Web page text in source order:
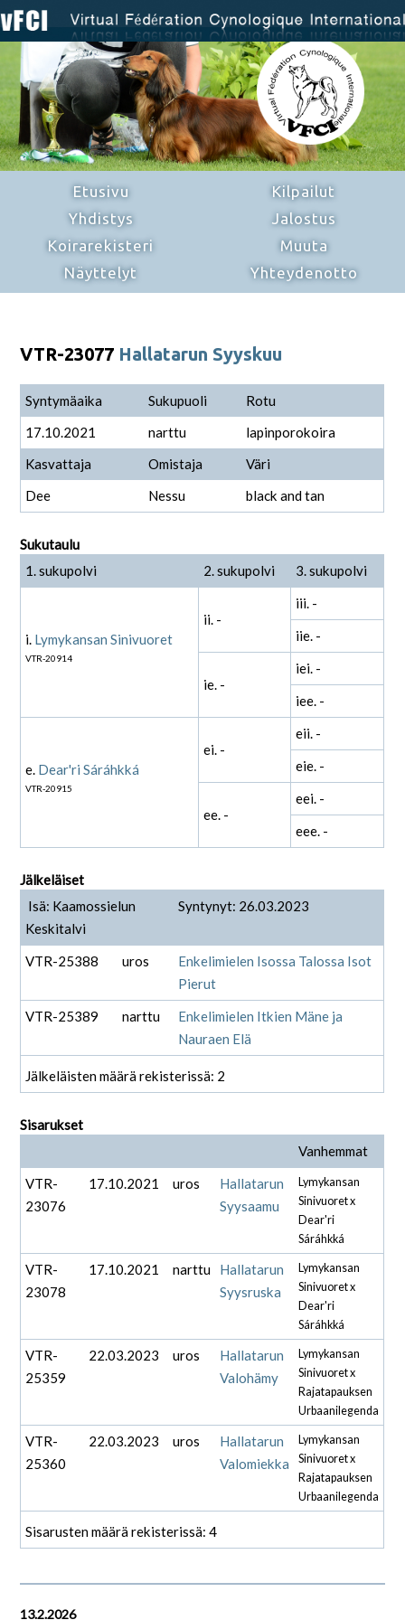
Etusivu
Yhdistys
Koirarekisteri
Näyttelyt
Kilpailut
Jalostus
Muuta
Yhteydenotto
VTR-23077 Hallatarun Syyskuu
Syntymäaika Sukupuoli
Rotu
17.10.2021
narttu
lapinporokoira
Kasvattaja
Omistaja
Väri
Dee
Nessu black and tan
Sukutaulu
1. sukupolvi
2. sukupolvi 3. sukupolvi
i. Lymykansan Sinivuoret
VTR-20914
ii. -
iii. -
iie. -
ie. -
iei. -
iee. -
e. Dear'ri Sáráhkká
VTR-20915
ei. -
eii. -
eie. -
ee. -
eei. -
eee. -
Jälkeläiset
Isä: Kaamossielun
Keskitalvi
Syntynyt: 26.03.2023
VTR-25388 uros
Enkelimielen Isossa Talossa Isot
Pierut
VTR-25389
narttu
Enkelimielen Itkien Mäne ja
Nauraen Elä
Jälkeläisten määrä rekisterissä: 2
Sisarukset
Vanhemmat
VTR-
23076
17.10.2021 uros
Hallatarun
Syysaamu
Lymykansan
Sinivuoret x
Dear'ri
Sáráhkká
VTR-
23078
17.10.2021 narttu
Hallatarun
Syysruska
Lymykansan
Sinivuoret x
Dear'ri
Sáráhkká
VTR-
25359
22.03.2023 uros
Hallatarun
Valohämy
Lymykansan
Sinivuoret x
Rajatapauksen
Urbaanilegenda
VTR-
25360
22.03.2023 uros
Hallatarun
Valomiekka
Lymykansan
Sinivuoret x
Rajatapauksen
Urbaanilegenda
Sisarusten määrä rekisterissä: 4
13.2.2026